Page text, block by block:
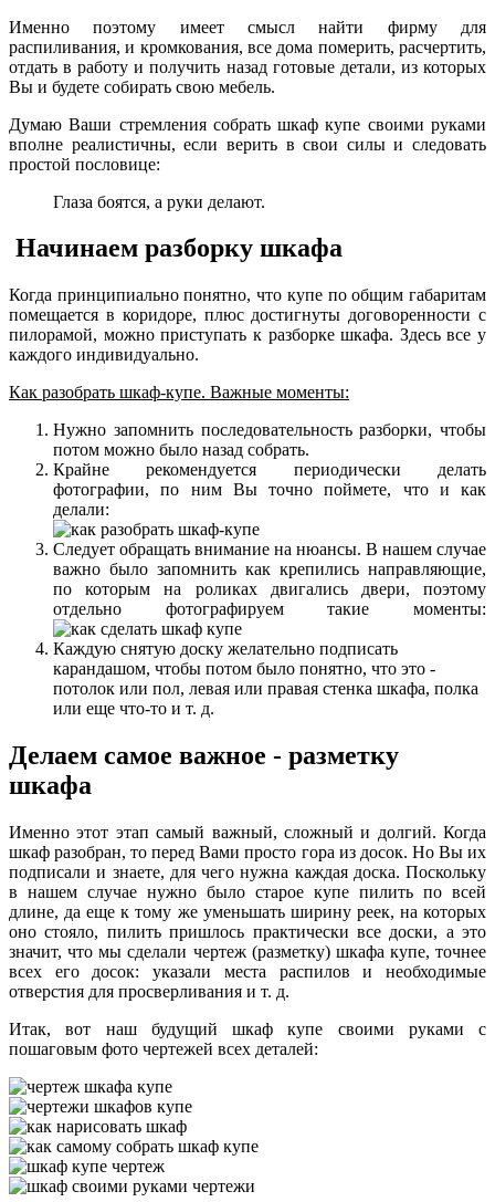
Именно поэтому имеет смысл найти фирму для
распиливания, и кромкования, все дома померить, расчертить,
отдать в работу и получить назад готовые детали, из которых
Вы и будете собирать свою мебель.
Думаю Ваши стремления собрать шкаф купе своими руками
вполне реалистичны, если верить в свои силы и следовать
простой пословице:
Глаза боятся, а руки делают.
Начинаем разборку шкафа
Когда принципиально понятно, что купе по общим габаритам
помещается в коридоре, плюс достигнуты договоренности с
пилорамой, можно приступать к разборке шкафа. Здесь все у
каждого индивидуально.
Как разобрать шкаф-купе. Важные моменты:
Нужно запомнить последовательность разборки, чтобы
потом можно было назад собрать.
Крайне рекомендуется периодически делать
фотографии, по ним Вы точно поймете, что и как
делали:
Следует обращать внимание на нюансы. В нашем случае
важно было запомнить как крепились направляющие,
по которым на роликах двигались двери, поэтому
отдельно фотографируем такие моменты:
Каждую снятую доску желательно подписать
карандашом, чтобы потом было понятно, что это -
потолок или пол, левая или правая стенка шкафа, полка
или еще что-то и т. д.
Делаем самое важное - разметку
шкафа
Именно этот этап самый важный, сложный и долгий. Когда
шкаф разобран, то перед Вами просто гора из досок. Но Вы их
подписали и знаете, для чего нужна каждая доска. Поскольку
в нашем случае нужно было старое купе пилить по всей
длине, да еще к тому же уменьшать ширину реек, на которых
оно стояло, пилить пришлось практически все доски, а это
значит, что мы сделали чертеж (разметку) шкафа купе, точнее
всех его досок: указали места распилов и необходимые
отверстия для просверливания и т. д.
Итак, вот наш будущий шкаф купе своими руками с
пошаговым фото чертежей всех деталей: